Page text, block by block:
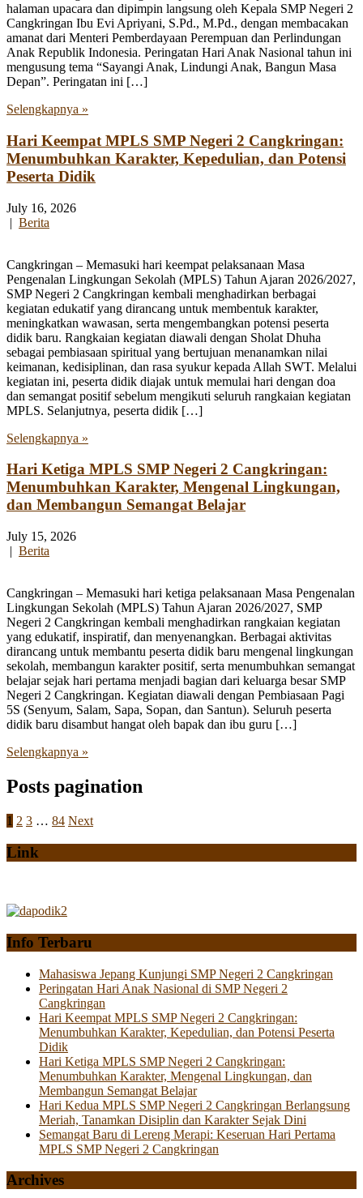
halaman upacara dan dipimpin langsung oleh Kepala SMP Negeri 2
Cangkringan Ibu Evi Apriyani, S.Pd., M.Pd., dengan membacakan
amanat dari Menteri Pemberdayaan Perempuan dan Perlindungan
Anak Republik Indonesia. Peringatan Hari Anak Nasional tahun ini
mengusung tema “Sayangi Anak, Lindungi Anak, Bangun Masa
Depan”. Peringatan ini […]
Selengkapnya »
Hari Keempat MPLS SMP Negeri 2 Cangkringan:
Menumbuhkan Karakter, Kepedulian, dan Potensi
Peserta Didik
July 16, 2026
| Berita
Cangkringan – Memasuki hari keempat pelaksanaan Masa
Pengenalan Lingkungan Sekolah (MPLS) Tahun Ajaran 2026/2027,
SMP Negeri 2 Cangkringan kembali menghadirkan berbagai
kegiatan edukatif yang dirancang untuk membentuk karakter,
meningkatkan wawasan, serta mengembangkan potensi peserta
didik baru. Rangkaian kegiatan diawali dengan Sholat Dhuha
sebagai pembiasaan spiritual yang bertujuan menanamkan nilai
keimanan, kedisiplinan, dan rasa syukur kepada Allah SWT. Melalui
kegiatan ini, peserta didik diajak untuk memulai hari dengan doa
dan semangat positif sebelum mengikuti seluruh rangkaian kegiatan
MPLS. Selanjutnya, peserta didik […]
Selengkapnya »
Hari Ketiga MPLS SMP Negeri 2 Cangkringan:
Menumbuhkan Karakter, Mengenal Lingkungan,
dan Membangun Semangat Belajar
July 15, 2026
| Berita
Cangkringan – Memasuki hari ketiga pelaksanaan Masa Pengenalan
Lingkungan Sekolah (MPLS) Tahun Ajaran 2026/2027, SMP
Negeri 2 Cangkringan kembali menghadirkan rangkaian kegiatan
yang edukatif, inspiratif, dan menyenangkan. Berbagai aktivitas
dirancang untuk membantu peserta didik baru mengenal lingkungan
sekolah, membangun karakter positif, serta menumbuhkan semangat
belajar sejak hari pertama menjadi bagian dari keluarga besar SMP
Negeri 2 Cangkringan. Kegiatan diawali dengan Pembiasaan Pagi
5S (Senyum, Salam, Sapa, Sopan, dan Santun). Seluruh peserta
didik baru disambut hangat oleh bapak dan ibu guru […]
Selengkapnya »
Posts pagination
1 2 3 … 84 Next
Link
Info Terbaru
Mahasiswa Jepang Kunjungi SMP Negeri 2 Cangkringan
Peringatan Hari Anak Nasional di SMP Negeri 2
Cangkringan
Hari Keempat MPLS SMP Negeri 2 Cangkringan:
Menumbuhkan Karakter, Kepedulian, dan Potensi Peserta
Didik
Hari Ketiga MPLS SMP Negeri 2 Cangkringan:
Menumbuhkan Karakter, Mengenal Lingkungan, dan
Membangun Semangat Belajar
Hari Kedua MPLS SMP Negeri 2 Cangkringan Berlangsung
Meriah, Tanamkan Disiplin dan Karakter Sejak Dini
Semangat Baru di Lereng Merapi: Keseruan Hari Pertama
MPLS SMP Negeri 2 Cangkringan
Archives